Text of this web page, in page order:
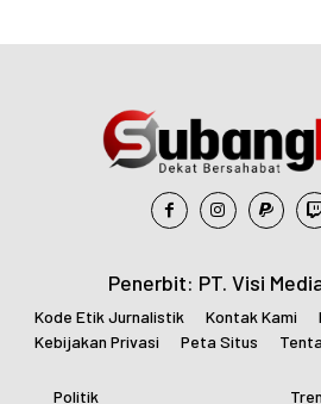
Penerbit: PT. Visi
Kode Etik Jurnalistik Kontak Kami
Kebijakan Privasi
Peta Situs
Politik